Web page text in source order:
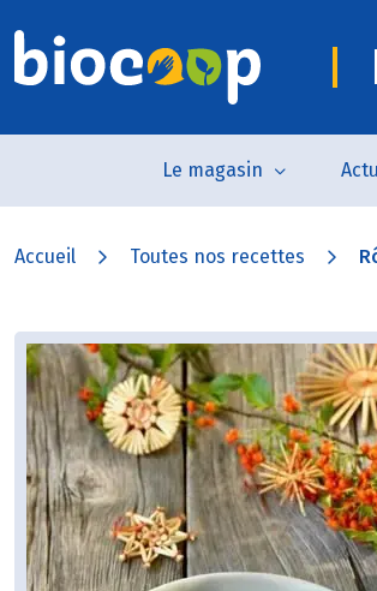
Le magasin
Accueil Toutes nos recettes